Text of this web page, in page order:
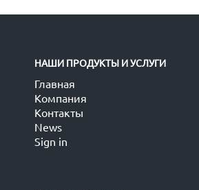
НАШИ ПРОДУКТЫ И УСЛУГИ
Главная
Компания
Контакты
News
Sign in